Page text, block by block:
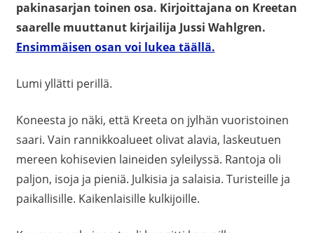
pakinasarjan toinen osa. Kirjoittajana on Kreetan
saarelle muuttanut kirjailija Jussi Wahlgren.
Ensimmäisen osan voi lukea täällä.
Lumi yllätti perillä.
Koneesta jo näki, että Kreeta on jylhän vuoristoinen
saari. Vain rannikkoalueet olivat alavia, laskeutuen
mereen kohisevien laineiden syleilyssä. Rantoja oli
paljon, isoja ja pieniä. Julkisia ja salaisia. Turisteille ja
paikallisille. Kaikenlaisille kulkijoille.